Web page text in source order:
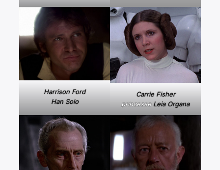
Harrison Ford
Han Solo
Carrie Fisher
princesseLeia Organa